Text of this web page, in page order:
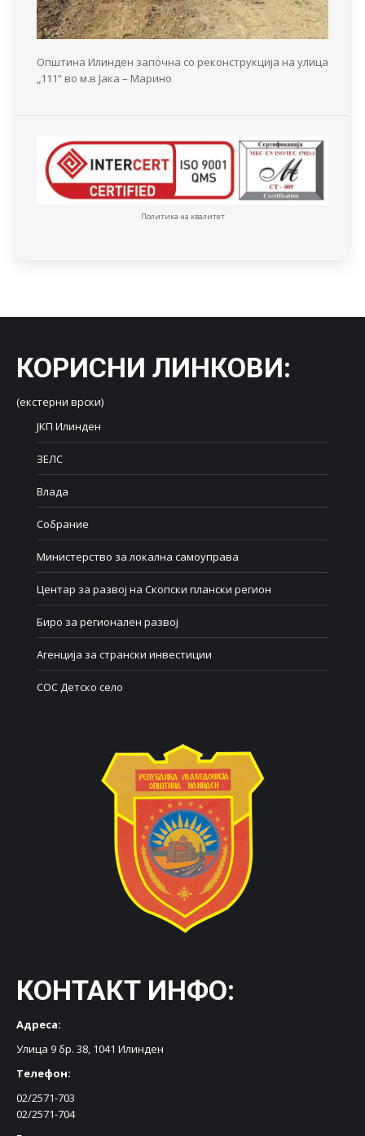
Општина Илинден започна со реконструкција на улица
„111“ во м.в Јака – Марино
Политика на квалитет
КОРИСНИ ЛИНКОВИ:
(екстерни врски)
ЈКП Илинден
ЗЕЛС
Влада
Собрание
Министерство за локална самоуправа
Центар за развој на Скопски плански регион
Биро за регионален развој
Агенција за странски инвестиции
СОС Детско село
КОНТАКТ ИНФО:
Адреса:
Улица 9 бр. 38, 1041 Илинден
Телефон:
02/2571-703
02/2571-704